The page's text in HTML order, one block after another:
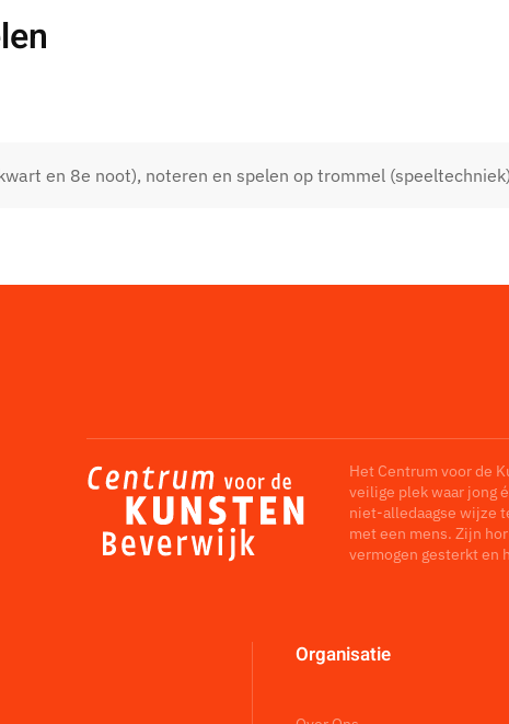
en 8e noot), noteren en spelen op trommel (speeltechniek)
Het Centrum voor de
veilige plek waar jong
niet-alledaagse wijze
met een mens. Zijn
vermogen gesterkt en
Organisatie